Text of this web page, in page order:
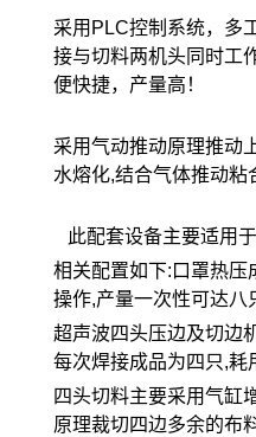
采用PLC控制系统，多
接与切料两机头同时工
便快捷，产量高！
采用气动推动原理推动
水熔化,结合气体推动粘
此配套设备主要适用
相关配置如下:口罩热压
操作,产量一次性可达八
超声波四头压边及切边
每次焊接成品为四只,耗
四头切料主要采用气缸
原理裁切四边多余的布